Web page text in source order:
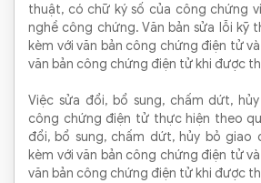
thuật, có chữ ký số của công chứng
nghề công chứng. Văn bản sửa lỗi kỹ
kèm với văn bản công chứng điện tử
văn bản công chứng điện tử khi được
Việc sửa đổi, bổ sung, chấm dứt,
công chứng điện tử thực hiện theo
đổi, bổ sung, chấm dứt, hủy bỏ giao
kèm với văn bản công chứng điện tử
văn bản công chứng điện tử khi được